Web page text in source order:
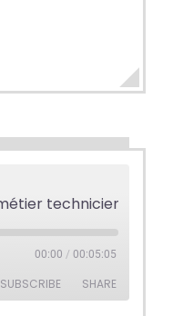
00:00 / 00:05:05
SUBSCRIBE SHARE